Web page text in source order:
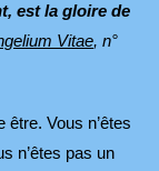
est la gloire de
Vitae, n°
Vous n’êtes
n’êtes pas un